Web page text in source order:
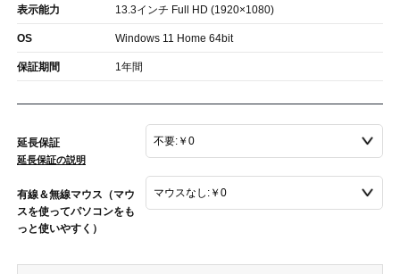
表示能力 13.3インチ Full HD (1920×1080)
OS Windows 11 Home 64bit
保証期間 1年間
延長保証
延長保証の説明
有線＆無線マウス（マウ
スを使ってパソコンをも
っと使いやすく）